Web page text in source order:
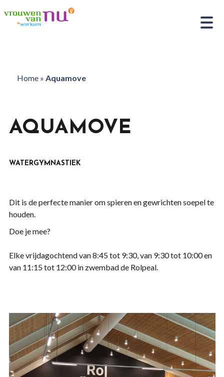
Home» Aquamove
AQUAMOVE
WATERGYMNASTIEK
Dit is de perfecte manier om spieren en gewrichten soepel te
houden.
Doe je mee?
Elke vrijdagochtend van 8:45 tot 9:30, van 9:30 tot 10:00 en
van 11:15 tot 12:00 in zwembad de Rolpeal.